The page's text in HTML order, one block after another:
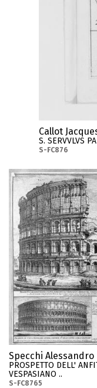
Callot
S. SERVVLVS
S-FC876
Specchi Alessandro
PROSPETTO DELL'
VESPASIANO ..
S-FC8765